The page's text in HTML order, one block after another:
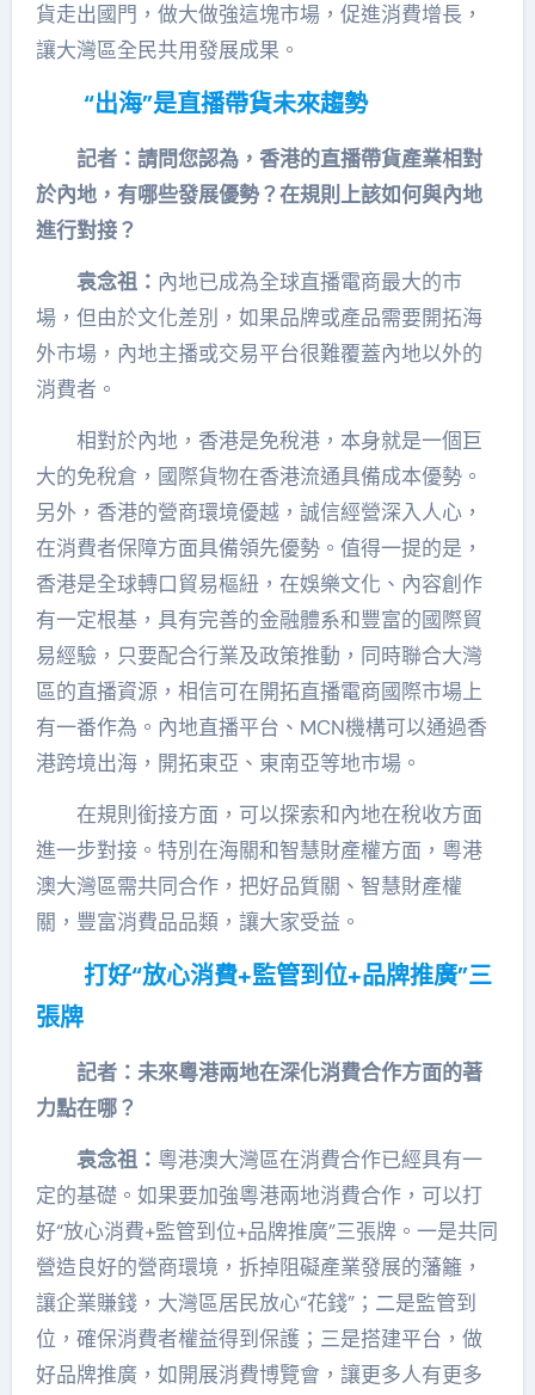
貨走出國門，做大做強這塊市場，促進消費增長，
讓大灣區全民共用發展成果。
“出海”是直播帶貨未來趨勢
記者：請問您認為，香港的直播帶貨產業相對
於內地，有哪些發展優勢？在規則上該如何與內地
進行對接？
袁念祖： 內地已成為全球直播電商最大的市
場，但由於文化差別，如果品牌或產品需要開拓海
外市場，內地主播或交易平台很難覆蓋內地以外的
消費者。
相對於內地，香港是免稅港，本身就是一個巨
大的免稅倉，國際貨物在香港流通具備成本優勢。
另外，香港的營商環境優越，誠信經營深入人心，
在消費者保障方面具備領先優勢。值得一提的是，
香港是全球轉口貿易樞紐，在娛樂文化、內容創作
有一定根基，具有完善的金融體系和豐富的國際貿
易經驗，只要配合行業及政策推動，同時聯合大灣
區的直播資源，相信可在開拓直播電商國際市場上
有一番作為。內地直播平台、MCN機構可以通過香
港跨境出海，開拓東亞、東南亞等地市場。
在規則銜接方面，可以探索和內地在稅收方面
進一步對接。特別在海關和智慧財產權方面，粵港
澳大灣區需共同合作，把好品質關、智慧財產權
關，豐富消費品品類，讓大家受益。
打好“放心消費+監管到位+品牌推廣”三
張牌
記者：未來粵港兩地在深化消費合作方面的著
力點在哪？
袁念祖： 粵港澳大灣區在消費合作已經具有一
定的基礎。如果要加強粵港兩地消費合作，可以打
好“放心消費+監管到位+品牌推廣”三張牌。一是共同
營造良好的營商環境，拆掉阻礙產業發展的藩籬，
讓企業賺錢，大灣區居民放心“花錢”；二是監管到
位，確保消費者權益得到保護；三是搭建平台，做
好品牌推廣，如開展消費博覽會，讓更多人有更多